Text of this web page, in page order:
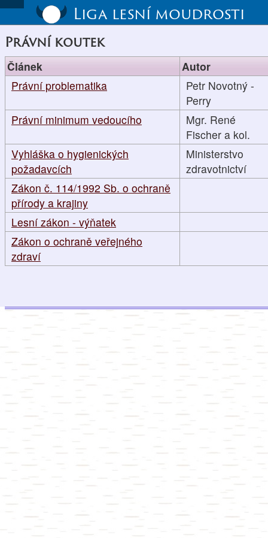
Liga lesní moudrosti
Právní koutek
Článek
Autor
Právní problematika
Petr Novotný -
Perry
Právní minimum vedoucího
Mgr. René
Fischer a kol.
Vyhláška o hygienických
požadavcích
Ministerstvo
zdravotnictví
Zákon č. 114/1992 Sb. o ochraně
přírody a krajiny
Lesní zákon - výňatek
Zákon o ochraně veřejného
zdraví